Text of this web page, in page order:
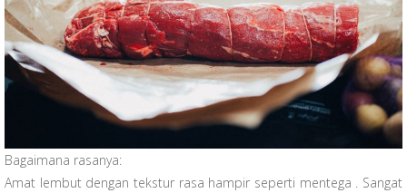
Bagaimana rasanya:
Amat lembut dengan tekstur rasa hampir seperti mentega . Sangat